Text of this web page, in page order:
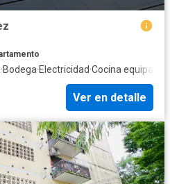
·Bodega·Electricidad·Cocina equipada
Ver en detalle